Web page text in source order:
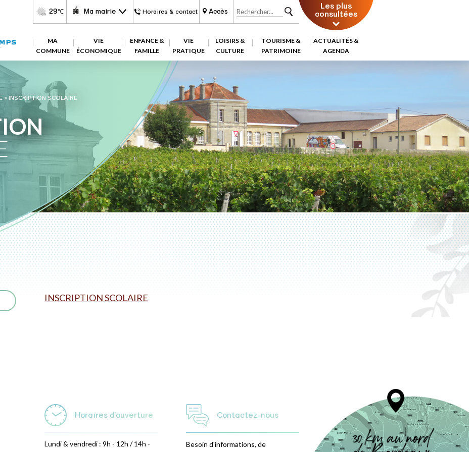
29℃ Ma mairie Horaires & contact Accès Les plus
consultées
MA
COMMUNE
VIE
ÉCONOMIQUE
ENFANCE &
FAMILLE
VIE
PRATIQUE
LOISIRS &
CULTURE
TOURISME &
PATRIMOINE
ACTUALITÉS &
AGENDA
»INSCRIPTION SCOLAIRE
INSCRIPTION SCOLAIRE
Horaires d'ouverture
Lundi & vendredi : 9h - 12h / 14h -
Contactez-nous
Besoin d'informations, de